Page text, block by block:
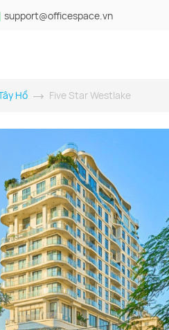
support@officespace.vn
Hồ Five Star Westlake